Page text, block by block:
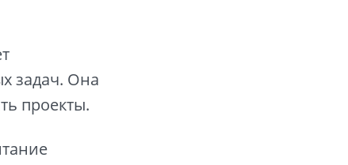
задач. Она
проекты.